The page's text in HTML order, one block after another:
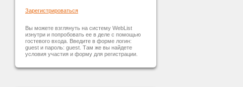
Зарегистрироваться
Вы можете взглянуть на систему WebList
изнутри и попробовать ее в деле с помощью
гостевого входа. Введите в форме логин:
guest и пароль: guest. Там же вы найдете
условия участия и форму для регистрации.